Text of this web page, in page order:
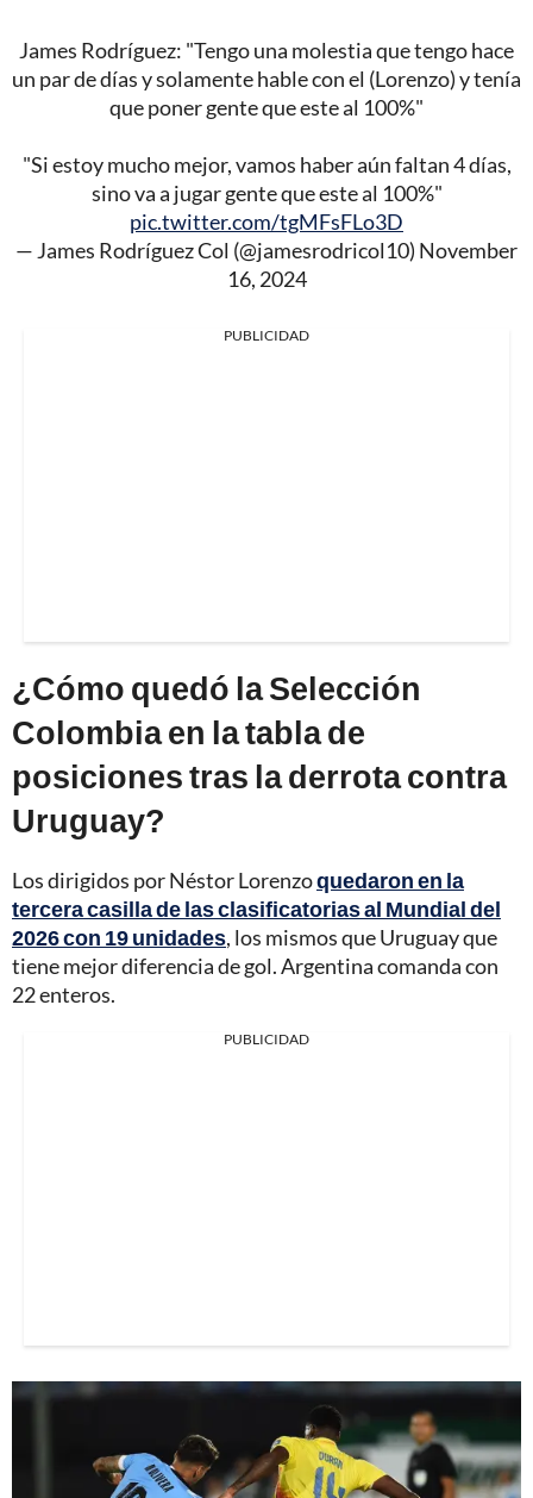
James Rodríguez: "Tengo una molestia que tengo hace
un par de días y solamente hable con el (Lorenzo) y tenía
que poner gente que este al 100%"
"Si estoy mucho mejor, vamos haber aún faltan 4 días,
sino va a jugar gente que este al 100%"
pic.twitter.com/tgMFsFLo3D
— James Rodríguez Col (@jamesrodricol10) November
16, 2024
PUBLICIDAD
¿Cómo quedó la Selección
Colombia en la tabla de
posiciones tras la derrota contra
Uruguay?
Los dirigidos por Néstor Lorenzoquedaron en la
tercera casilla de las clasificatorias al Mundial del
2026 con 19 unidades, los mismos que Uruguay que
tiene mejor diferencia de gol. Argentina comanda con
22 enteros.
PUBLICIDAD